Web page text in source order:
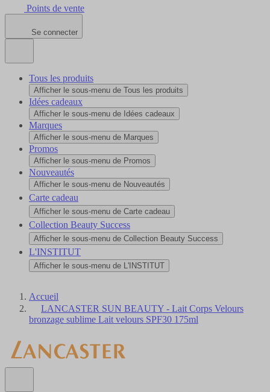
Points de vente
Se connecter
Tous les produits
Afficher le sous-menu de Tous les produits
Idées cadeaux
Afficher le sous-menu de Idées cadeaux
Marques
Afficher le sous-menu de Marques
Promos
Afficher le sous-menu de Promos
Nouveautés
Afficher le sous-menu de Nouveautés
Carte cadeau
Afficher le sous-menu de Carte cadeau
Collection Beauty Success
Afficher le sous-menu de Collection Beauty Success
L'INSTITUT
Afficher le sous-menu de L'INSTITUT
Accueil
LANCASTER SUN BEAUTY - Lait Corps Velours
bronzage sublime Lait velours SPF30 175ml